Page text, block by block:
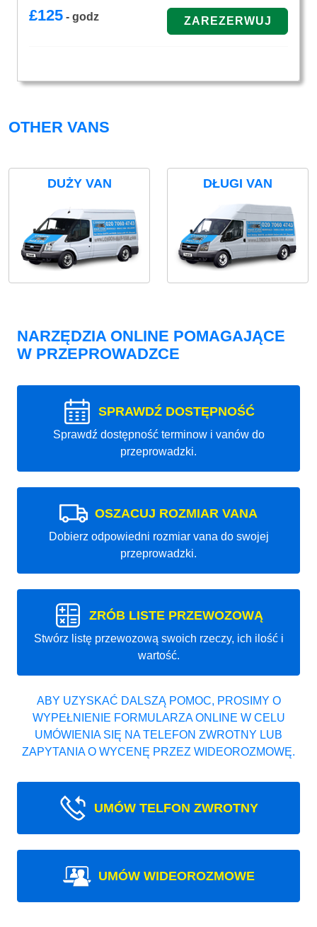
£125 - godz
OTHER VANS
DUŻY VAN DŁUGI VAN
NARZĘDZIA ONLINE POMAGAJĄCE
W PRZEPROWADZCE
SPRAWDŹ DOSTĘPNOŚĆ
Sprawdź dostępność terminow i vanów do
przeprowadzki.
OSZACUJ ROZMIAR VANA
Dobierz odpowiedni rozmiar vana do swojej
przeprowadzki.
ZRÓB LISTE PRZEWOZOWĄ
Stwórz listę przewozową swoich rzeczy, ich ilość i
wartość.
ABY UZYSKAĆ DALSZĄ POMOC, PROSIMY O
WYPEŁNIENIE FORMULARZA ONLINE W CELU
UMÓWIENIA SIĘ NA TELEFON ZWROTNY LUB
ZAPYTANIA O WYCENĘ PRZEZ WIDEOROZMOWĘ.
UMÓW TELFON ZWROTNY
UMÓW WIDEOROZMOWE